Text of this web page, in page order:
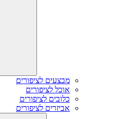
מבצעים לציפורים
אוכל לציפורים
כלובים לציפורים
אביזרים לציפורים